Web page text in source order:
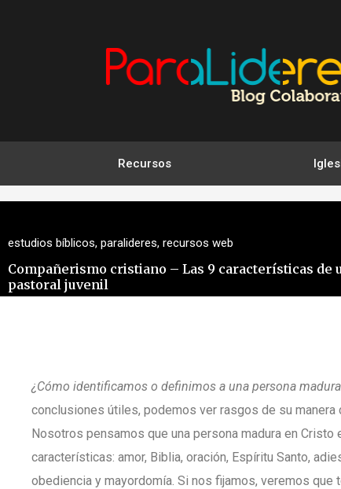
Recursos
estudios bíblicos, paralideres, recursos web
Compañerismo cristiano – Las 9 características de
pastoral juvenil
¿Cómo identificamos o definimos a una persona
conclusiones útiles, podemos ver rasgos de su
Nosotros pensamos que una persona madura en
características: amor, Biblia, oración, Espíritu Santo,
obediencia y mayordomía. Si nos fijamos, veremos